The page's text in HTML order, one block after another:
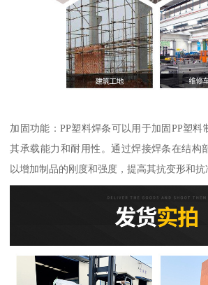
加固功能：PP塑料焊条可以用于加固PP塑料
其承载能力和耐用性。通过焊接焊条在结构
以增加制品的刚度和强度，提高其抗变形和抗